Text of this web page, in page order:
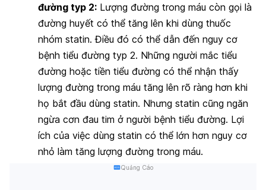
đường typ 2: Lượng đường trong máu còn gọi là
đường huyết có thể tăng lên khi dùng thuốc
nhóm statin. Điều đó có thể dẫn đến nguy cơ
bệnh tiểu đường typ 2. Những người mắc tiểu
đường hoặc tiền tiểu đường có thể nhận thấy
lượng đường trong máu tăng lên rõ ràng hơn khi
họ bắt đầu dùng statin. Nhưng statin cũng ngăn
ngừa cơn đau tim ở người bệnh tiểu đường. Lợi
ích của việc dùng statin có thể lớn hơn nguy cơ
nhỏ làm tăng lượng đường trong máu.
Quảng Cáo